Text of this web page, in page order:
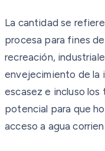
La cantidad se
procesa para fines
recreación,
envejecimiento de la
escasez e incluso los
potencial para que
acceso a agua